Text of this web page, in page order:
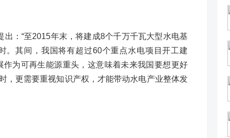
出：“至2015年末，将建成8个千万千瓦大型水电基
。其间，我国将有超过60个重点水电项目开工建
作为可再生能源重头，这意味着未来我国要想更好
，更需要重视知识产权，才能带动水电产业整体发